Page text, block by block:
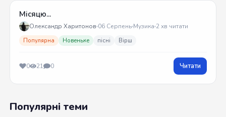
Місяцю...
Олександр Харитонов 06 Серпень Музика 2 хв читати
Популярна Новеньке пісні Вірш
0 21 0 Читати
Популярні теми